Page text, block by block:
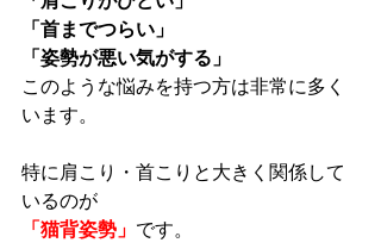
「首までつらい」
「姿勢が悪い気がする」
このような悩みを持つ方は非常に多く
います。
特に肩こり・首こりと大きく関係して
いるのが
「猫背姿勢」 です。